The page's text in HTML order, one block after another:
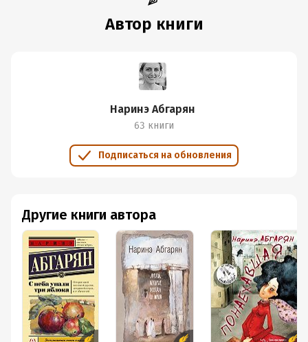
Автор книги
Наринэ Абгарян
63 книги
Подписаться на обновления
Другие книги автора